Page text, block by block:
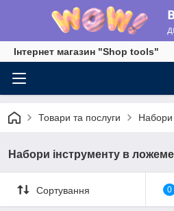
Інтернет магазин "Shop tools"
Товари та послуги Набори
Набори інструменту в
Сортування 0